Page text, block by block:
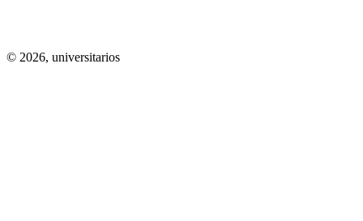
© 2026, universitarios